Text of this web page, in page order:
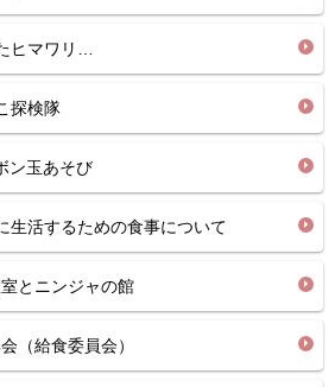
ヒマワリ…
探検隊
ン玉あそび
活するための食事について
とニンジャの館
（給食委員会）